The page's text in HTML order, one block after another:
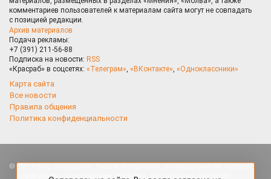
комментариев пользователей к материалам сайта могут не совпадать
с позицией редакции.
Архив материалов
Подача рекламы:
+7 (391) 211-56-88
Подписка на новости: RSS
«Красраб» в соцсетях: «Телеграм», «ВКонтакте», «Одноклассники»
Карта сайта
Все новости
Правила общения
Политика конфиденциальности
«Красраб.ру» сотрудниками редакции, нештатными авторами
Оставаясь на сайте, Вы даете согласие на